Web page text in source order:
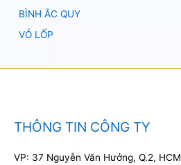
BÌNH ẮC QUY
VỎ LỐP
THÔNG TIN CÔNG TY
VP: 37 Nguyễn Văn Hưởng, Q.2, HCM